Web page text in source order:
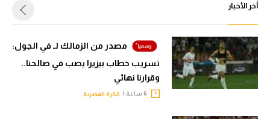
أخر الأخبار
مصدر من الزمالك لـ في الجول:
تسريب خطاب بيزيرا يصب في صالحنا..
وقرارنا نهائي
الكرة المصرية